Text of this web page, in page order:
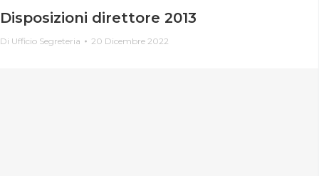
Disposizioni direttore 2013
Di Ufficio Segreteria 20 Dicembre 2022